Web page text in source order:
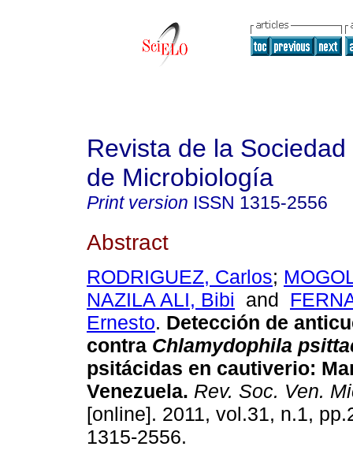
Revista de la
de Microbiología
Print version ISSN 1315-2556
Abstract
RODRIGUEZ, Carlos;
NAZILA ALI, Bibi and
Ernesto. Detección de
contra Chlamydophila
psitácidas en cautiverio:
Venezuela. Rev. Soc. Ven.
[online]. 2011, vol.31, n.1,
1315-2556.